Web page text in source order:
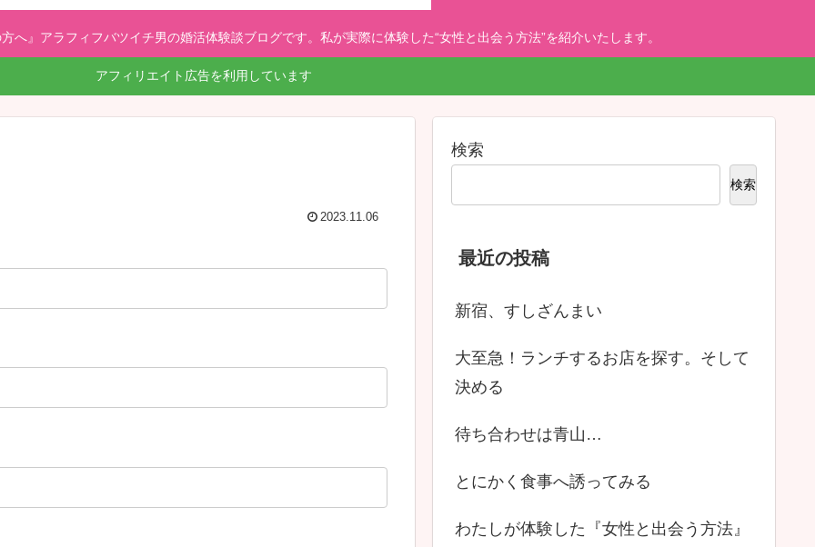
へ』アラフィフバツイチ男の婚活体験談ブログです。私が実際に体験した“女性と出会う方法”を紹介いたします。
アフィリエイト広告を利用しています
2023.11.06
検索
検索
最近の投稿
新宿、すしざんまい
大至急！ランチするお店を探す。そして
決める
待ち合わせは青山…
とにかく食事へ誘ってみる
わたしが体験した『女性と出会う方法』